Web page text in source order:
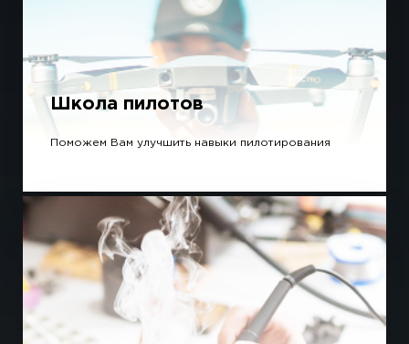
Школа пилотов
Поможем Вам улучшить навыки пилотирования